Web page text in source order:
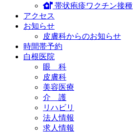
帯状疱疹ワクチン接種
アクセス
お知らせ
皮膚科からのお知らせ
時間帯予約
白根医院
眼 科
皮膚科
美容医療
介 護
リハビリ
法人情報
求人情報